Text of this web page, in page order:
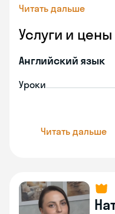
Читать дальше
Услуги и цены
Английский язык
Уроки
Читать дальше